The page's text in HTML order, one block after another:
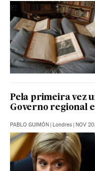
Pela primeira vez
Governo regional
PABLO GUIMÓN | Londres | NOV